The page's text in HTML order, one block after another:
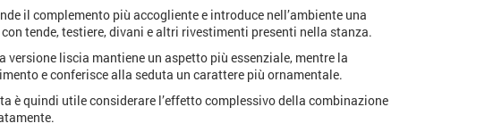
il complemento più accogliente e introduce nell’ambiente una
tende, testiere, divani e altri rivestimenti presenti nella stanza.
liscia mantiene un aspetto più essenziale, mentre la
e conferisce alla seduta un carattere più ornamentale.
è quindi utile considerare l’effetto complessivo della combinazione